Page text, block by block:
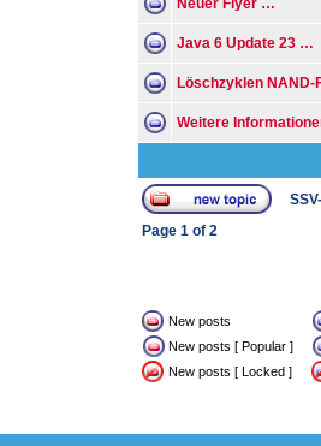
Neuer Flyer …
Java 6 Update 23 …
Löschzyklen
Weitere
Page 1 of 2
New posts
New posts [ Popular ]
New posts [ Locked ]